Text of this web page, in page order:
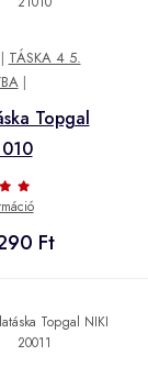
TÁSKA 4 5.
|
Topgal
Ft